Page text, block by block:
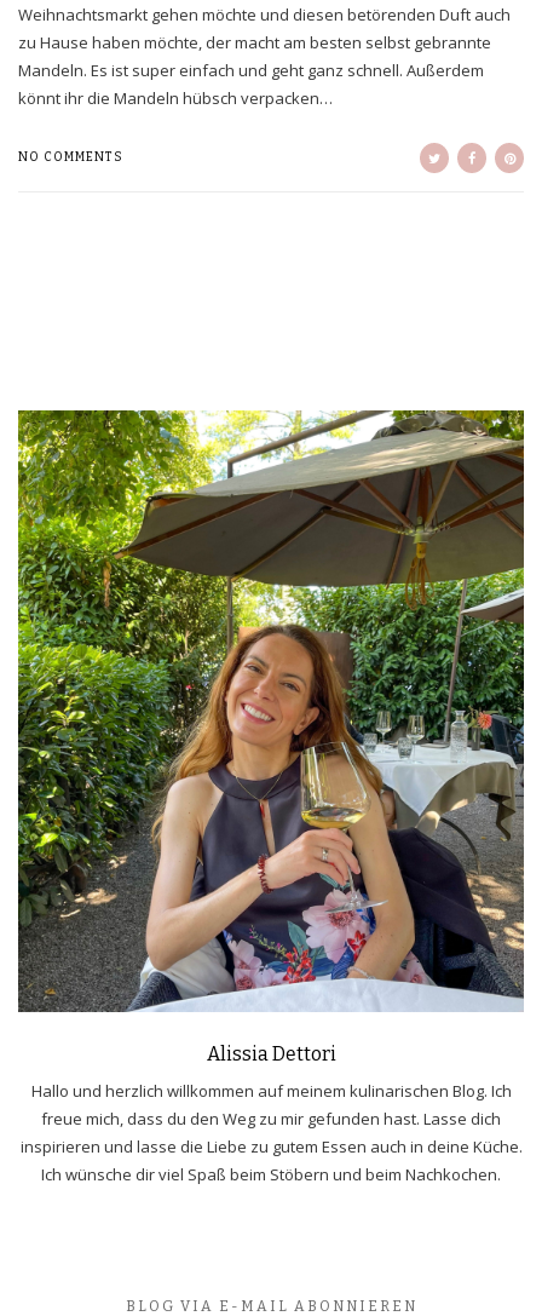
Weihnachtsmarkt gehen möchte und diesen betörenden Duft auch
zu Hause haben möchte, der macht am besten selbst gebrannte
Mandeln. Es ist super einfach und geht ganz schnell. Außerdem
könnt ihr die Mandeln hübsch verpacken…
NO COMMENTS
Alissia Dettori
Hallo und herzlich willkommen auf meinem kulinarischen Blog. Ich
freue mich, dass du den Weg zu mir gefunden hast. Lasse dich
inspirieren und lasse die Liebe zu gutem Essen auch in deine Küche.
Ich wünsche dir viel Spaß beim Stöbern und beim Nachkochen.
BLOG VIA E-MAIL ABONNIEREN